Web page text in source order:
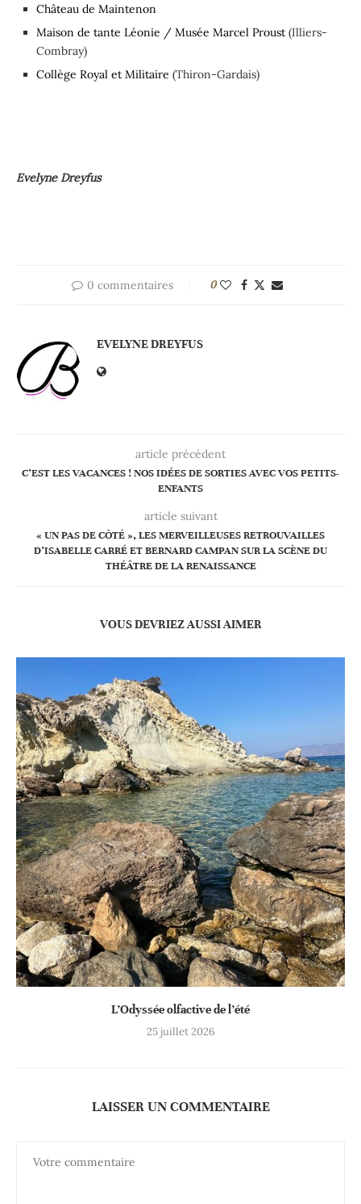
Château de Maintenon
Maison de tante Léonie / Musée Marcel Proust (Illiers-
Combray)
Collège Royal et Militaire (Thiron-Gardais)
Evelyne Dreyfus
0 commentaires 0
EVELYNE DREYFUS
article précédent
C’EST LES VACANCES ! NOS IDÉES DE SORTIES AVEC VOS PETITS-
ENFANTS
article suivant
« UN PAS DE CÔTÉ », LES MERVEILLEUSES RETROUVAILLES
D’ISABELLE CARRÉ ET BERNARD CAMPAN SUR LA SCÈNE DU
THÉÂTRE DE LA RENAISSANCE
VOUS DEVRIEZ AUSSI AIMER
L’Odyssée olfactive de l’été
25 juillet 2026
LAISSER UN COMMENTAIRE